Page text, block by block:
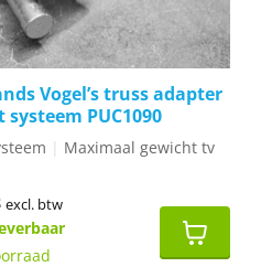
Vogel’s truss adapter
PUC1090
Maximaal gewicht tv
Huidige
prijs
is:
€19,83.
excl. btw